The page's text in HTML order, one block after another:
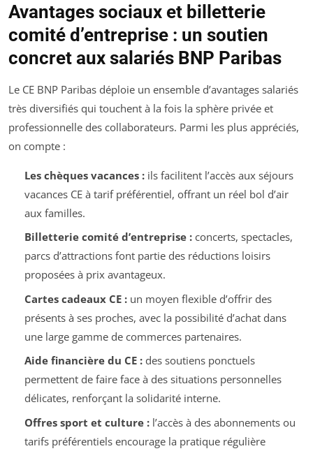
Avantages sociaux et billetterie
comité d’entreprise : un soutien
concret aux salariés BNP Paribas
Le CE BNP Paribas déploie un ensemble d’avantages salariés
très diversifiés qui touchent à la fois la sphère privée et
professionnelle des collaborateurs. Parmi les plus appréciés,
on compte :
Les chèques vacances :ils facilitent l’accès aux séjours
vacances CE à tarif préférentiel, offrant un réel bol d’air
aux familles.
Billetterie comité d’entreprise :concerts, spectacles,
parcs d’attractions font partie des réductions loisirs
proposées à prix avantageux.
Cartes cadeaux CE :un moyen flexible d’offrir des
présents à ses proches, avec la possibilité d’achat dans
une large gamme de commerces partenaires.
Aide financière du CE :des soutiens ponctuels
permettent de faire face à des situations personnelles
délicates, renforçant la solidarité interne.
Offres sport et culture :l’accès à des abonnements ou
tarifs préférentiels encourage la pratique régulière